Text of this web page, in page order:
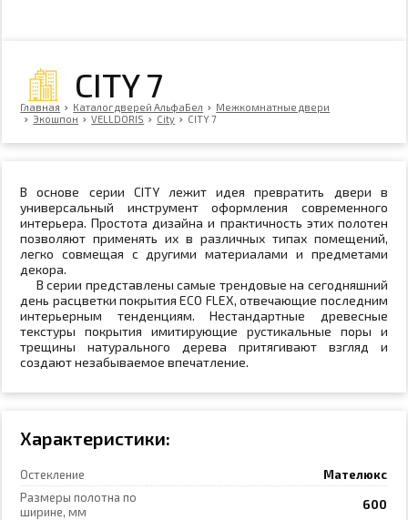
CITY 7
Главная Каталог дверей АльфаБел
Межкомнатные двери
Экошпон
VELLDORIS City CITY 7
В основе серии CITY лежит идея превратить двери в
универсальный инструмент оформления современного
интерьера. Простота дизайна и практичность этих полотен
позволяют применять их в различных типах помещений,
легко совмещая с другими материалами и предметами
декора.
В серии представлены самые трендовые на сегодняшний
день расцветки покрытия ECO FLEX, отвечающие последним
интерьерным тенденциям. Нестандартные древесные
текстуры покрытия имитирующие рустикальные поры и
трещины натурального дерева притягивают взгляд и
создают незабываемое впечатление.
Характеристики:
Остекление
Мателюкс
Размеры полотна по
ширине, мм
600